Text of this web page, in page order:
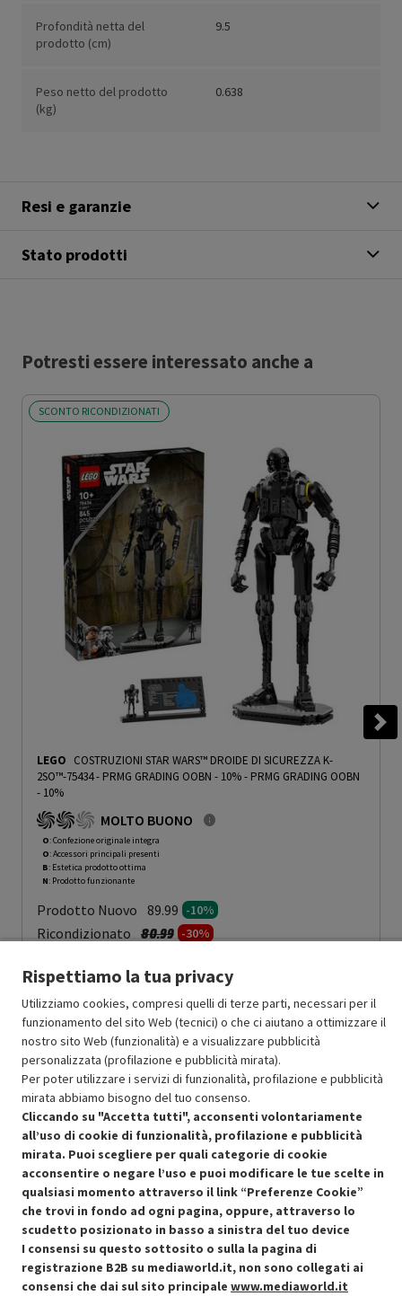
Profondità netta del
prodotto (cm)
9.5
Peso netto del prodotto
(kg)
0.638
Resi e garanzie
Stato prodotti
Potresti essere interessato anche a
SCONTO RICONDIZIONATI
LEGO COSTRUZIONI STAR WARS™ DROIDE DI SICUREZZA K-
2SO™-75434 - PRMG GRADING OOBN - 10%- PRMG GRADING OOBN
- 10%
MOLTO BUONO
O: Confezione originale integra
O: Accessori principali presenti
B: Estetica prodotto ottima
N: Prodotto funzionante
Prodotto Nuovo 89.99 -10%
Ricondizionato Prezzo ridotto da
80.99a-30%
Aggiungi al carrello
SCONTO RICONDIZIONATI
Approfitta dello sconto del 30% sul prodotto ricondizionato.
Condizioni generali di vendita
Cookie Policy
Recedere dal contratto qui
Rispettiamo la tua privacy
Utilizziamo cookies, compresi quelli di terze parti, necessari per il
funzionamento del sito Web (tecnici) o che ci aiutano a ottimizzare il
nostro sito Web (funzionalità) e a visualizzare pubblicità
personalizzata (profilazione e pubblicità mirata).
Per poter utilizzare i servizi di funzionalità, profilazione e pubblicità
mirata abbiamo bisogno del tuo consenso.
Cliccando su "Accetta tutti", acconsenti volontariamente
all’uso di cookie di funzionalità, profilazione e pubblicità
mirata. Puoi scegliere per quali categorie di cookie
acconsentire o negare l’uso e puoi modificare le tue scelte in
qualsiasi momento attraverso il link “Preferenze Cookie”
che trovi in fondo ad ogni pagina, oppure, attraverso lo
scudetto posizionato in basso a sinistra del tuo device
I consensi su questo sottosito o sulla la pagina di
registrazione B2B su mediaworld.it, non sono collegati ai
consensi che dai sul sito principale www.mediaworld.it